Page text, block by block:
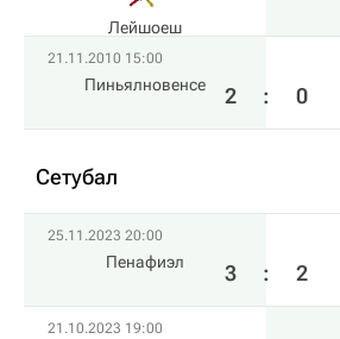
Лейшоеш
21.11.2010 15:00
Пиньялновенсе 2 : 0
Сетубал
25.11.2023 20:00
Пенафиэл 3 : 2
21.10.2023 19:00